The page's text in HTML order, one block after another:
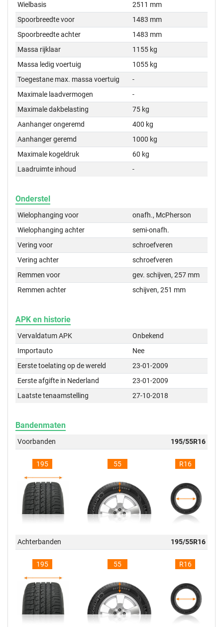
Wielbasis
2511 mm
Spoorbreedte voor
1483 mm
Spoorbreedte achter
1483 mm
Massa rijklaar
1155 kg
Massa ledig voertuig
1055 kg
Toegestane max. massa voertuig
-
Maximale laadvermogen
-
Maximale dakbelasting
75 kg
Aanhanger ongeremd
400 kg
Aanhanger geremd
1000 kg
Maximale kogeldruk
60 kg
Laadruimte inhoud
-
Onderstel
Wielophanging voor
onafh., McPherson
Wielophanging achter
semi-onafh.
Vering voor
schroefveren
Vering achter
schroefveren
Remmen voor
gev. schijven, 257 mm
Remmen achter
schijven, 251 mm
APK en historie
Vervaldatum APK
Onbekend
Importauto
Nee
Eerste toelating op de wereld
23-01-2009
Eerste afgifte in Nederland
23-01-2009
Laatste tenaamstelling
27-10-2018
Bandenmaten
Voorbanden 195/55R16
195 55 R16
Achterbanden 195/55R16
195 55 R16